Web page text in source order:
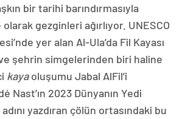
bir tarihi barındırmasıyla
gezginleri ağırlıyor. UNESCO
yer alan Al-Ula’da Fil Kayası
şehrin simgelerinden biri haline
kayaoluşumu Jabal AlFil’i
Nast’ın 2023 Dünyanın Yedi
yazdıran çölün ortasındaki bu